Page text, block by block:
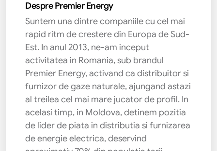
Despre Premier Energy
Suntem una dintre companiile cu cel mai
rapid ritm de crestere din Europa de Sud-
Est. In anul 2013, ne-am inceput
activitatea in Romania, sub brandul
Premier Energy, activand ca distribuitor si
furnizor de gaze naturale, ajungand astazi
al treilea cel mai mare jucator de profil. In
acelasi timp, in Moldova, detinem pozitia
de lider de piata in distributia si furnizarea
de energie electrica, deservind